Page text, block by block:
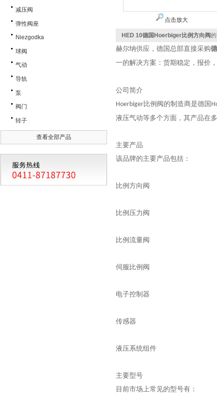
减压阀
弹性阀座
Niezgodka
球阀
气动
导轨
泵
阀门
转子
查看全部产品
点击放大
HED 10德国Hoerbiger比例方向阀
赫尔纳供应，德国总部直接采购
一的解决方案：货期稳定，报价
公司简介
Hoerbiger比例阀的制造商是德国
液压气动等多个方面，其产品在
主要产品
该品牌的主要产品包括：
比例方向阀
比例压力阀
比例流量阀
伺服比例阀
电子控制器
传感器
液压系统组件
主要型号
目前市场上常见的型号有：